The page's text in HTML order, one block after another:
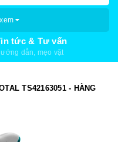
tức & Tư vấn
dẫn, mẹo vặt
TS42163051 - HÀNG